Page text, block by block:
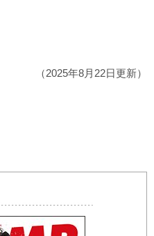
（2025年8月22日更新）